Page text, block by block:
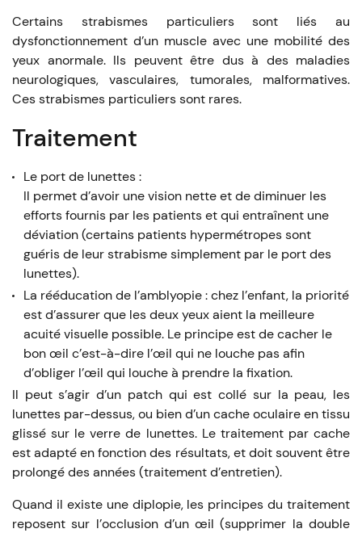
Certains strabismes particuliers sont liés au
dysfonctionnement d’un muscle avec une mobilité des
yeux anormale. Ils peuvent être dus à des maladies
neurologiques, vasculaires, tumorales, malformatives.
Ces strabismes particuliers sont rares.
Traitement
Le port de lunettes :
Il permet d’avoir une vision nette et de diminuer les
efforts fournis par les patients et qui entraînent une
déviation (certains patients hypermétropes sont
guéris de leur strabisme simplement par le port des
lunettes).
La rééducation de l’amblyopie : chez l’enfant, la priorité
est d’assurer que les deux yeux aient la meilleure
acuité visuelle possible. Le principe est de cacher le
bon œil c’est-à-dire l’œil qui ne louche pas afin
d’obliger l’œil qui louche à prendre la fixation.
Il peut s’agir d’un patch qui est collé sur la peau, les
lunettes par-dessus, ou bien d’un cache oculaire en tissu
glissé sur le verre de lunettes. Le traitement par cache
est adapté en fonction des résultats, et doit souvent être
prolongé des années (traitement d’entretien).
Quand il existe une diplopie, les principes du traitement
reposent sur l’occlusion d’un œil (supprimer la double